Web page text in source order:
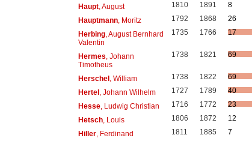
Haupt, August 1810 1891
8
Hauptmann, Moritz 1792 1868
26
Herbing, August Bernhard
Valentin
1735 1766 17
Hermes , Johann
Timotheus
1738 1821 69
Herschel, William 1738 1822
69
Hertel, Johann Wilhelm 1727 1789
40
Hesse, Ludwig Christian 1716 1772
23
Hetsch, Louis 1806 1872
12
Hiller, Ferdinand 1811 1885
7